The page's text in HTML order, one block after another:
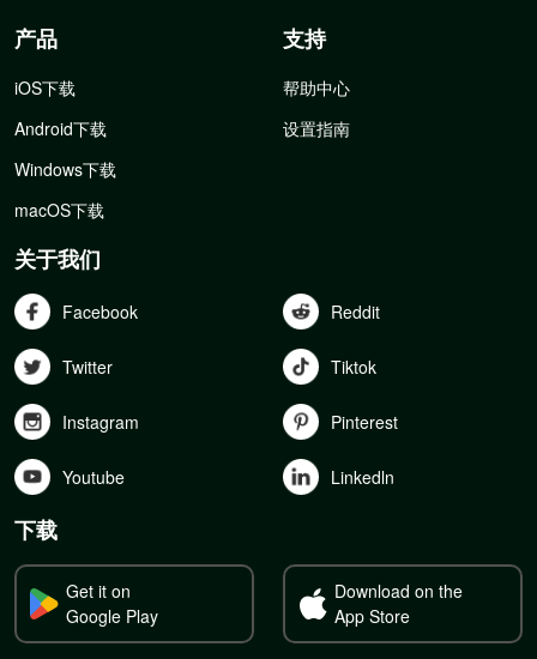
产品
iOS下载
Android下载
Windows下载
macOS下载
支持
帮助中心
设置指南
关于我们
Facebook Reddit
Twitter Tiktok
Instagram Pinterest
Youtube Linkedln
下载
Get it on
Google Play
Download on the
App Store